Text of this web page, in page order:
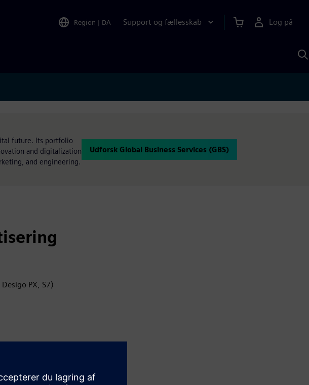
Region | DA Support og fællesskab Log på
future. Its portfolio
and digitalization
and engineering.
Udforsk Global Business Services (GBS)
PX, S7)